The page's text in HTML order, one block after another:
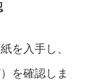
を入手し、
を確認しま